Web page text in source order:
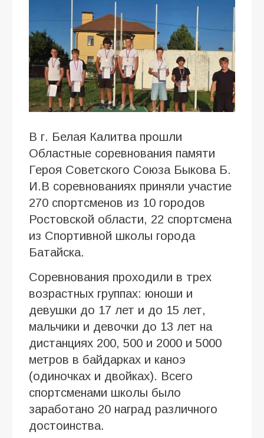
В г. Белая Калитва прошли
Областные соревнования памяти
Героя Советского Союза Быкова Б.
И.В соревнованиях приняли участие
270 спортсменов из 10 городов
Ростовской области, 22 спортсмена
из Спортивной школы города
Батайска.
Соревнования проходили в трех
возрастных группах: юноши и
девушки до 17 лет и до 15 лет,
мальчики и девочки до 13 лет на
дистанциях 200, 500 и 2000 и 5000
метров в байдарках и каноэ
(одиночках и двойках). Всего
спортсменами школы было
заработано 20 наград различного
достоинства.